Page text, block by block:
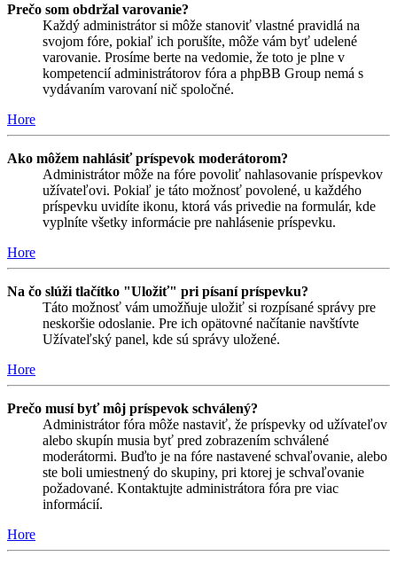
Prečo som obdržal varovanie?
Každý administrátor si môže stanoviť vlastné pravidlá na
svojom fóre, pokiaľ ich porušíte, môže vám byť udelené
varovanie. Prosíme berte na vedomie, že toto je plne v
kompetencií administrátorov fóra a phpBB Group nemá s
vydávaním varovaní nič spoločné.
Hore
Ako môžem nahlásiť príspevok moderátorom?
Administrátor môže na fóre povoliť nahlasovanie príspevkov
užívateľovi. Pokiaľ je táto možnosť povolené, u každého
príspevku uvidíte ikonu, ktorá vás privedie na formulár, kde
vyplníte všetky informácie pre nahlásenie príspevku.
Hore
Na čo slúži tlačítko "Uložiť" pri písaní príspevku?
Táto možnosť vám umožňuje uložiť si rozpísané správy pre
neskoršie odoslanie. Pre ich opätovné načítanie navštívte
Užívateľský panel, kde sú správy uložené.
Hore
Prečo musí byť môj príspevok schválený?
Administrátor fóra môže nastaviť, že príspevky od užívateľov
alebo skupín musia byť pred zobrazením schválené
moderátormi. Buďto je na fóre nastavené schvaľovanie, alebo
ste boli umiestnený do skupiny, pri ktorej je schvaľovanie
požadované. Kontaktujte administrátora fóra pre viac
informácií.
Hore